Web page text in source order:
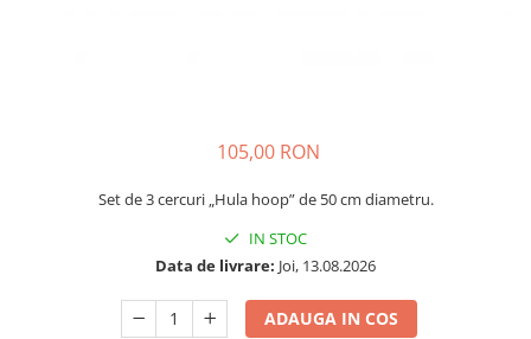
Amenajări camere senzoriale
Echipamente camere senzoriale
Oferte pentru Camere Senzoriale
Creativitate si indemanare
Cuburi și cărămizi
Instrumente muzicale
105,00 RON
Set de 3 cercuri „Hula hoop” de 50 cm diametru.
IN STOC
Data de livrare: Joi, 13.08.2026
ADAUGA IN COS